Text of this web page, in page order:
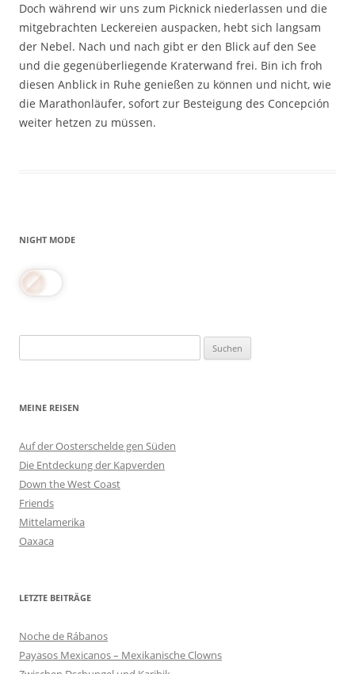
Doch während wir uns zum Picknick niederlassen und die
mitgebrachten Leckereien auspacken, hebt sich langsam
der Nebel. Nach und nach gibt er den Blick auf den See
und die gegenüberliegende Kraterwand frei. Bin ich froh
diesen Anblick in Ruhe genießen zu können und nicht, wie
die Marathonläufer, sofort zur Besteigung des Concepción
weiter hetzen zu müssen.
NIGHT MODE
nach:
MEINE REISEN
Auf der Oosterschelde gen Süden
Die Entdeckung der Kapverden
Down the West Coast
Friends
Mittelamerika
Oaxaca
LETZTE BEITRÄGE
Noche de Rábanos
Payasos Mexicanos – Mexikanische Clowns